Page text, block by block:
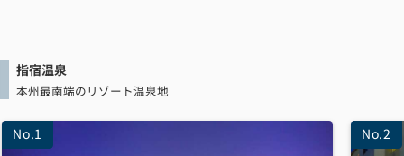
指宿温泉
本州最南端のリゾート温泉地